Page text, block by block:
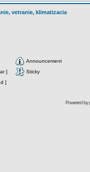
vetranie, klimatizacia
Announcement
]
Sticky
]
Powered by